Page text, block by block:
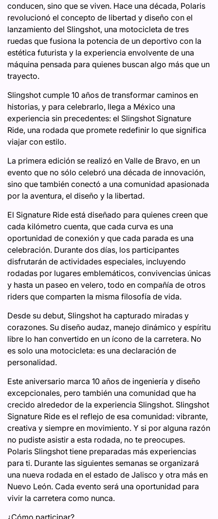
conducen, sino que se viven. Hace una década, Polaris
revolucionó el concepto de libertad y diseño con el
lanzamiento del Slingshot, una motocicleta de tres
ruedas que fusiona la potencia de un deportivo con la
estética futurista y la experiencia envolvente de una
máquina pensada para quienes buscan algo más que un
trayecto.
Slingshot cumple 10 años de transformar caminos en
historias, y para celebrarlo, llega a México una
experiencia sin precedentes: el Slingshot Signature
Ride, una rodada que promete redefinir lo que significa
viajar con estilo.
La primera edición se realizó en Valle de Bravo, en un
evento que no sólo celebró una década de innovación,
sino que también conectó a una comunidad apasionada
por la aventura, el diseño y la libertad.
El Signature Ride está diseñado para quienes creen que
cada kilómetro cuenta, que cada curva es una
oportunidad de conexión y que cada parada es una
celebración. Durante dos días, los participantes
disfrutarán de actividades especiales, incluyendo
rodadas por lugares emblemáticos, convivencias únicas
y hasta un paseo en velero, todo en compañía de otros
riders que comparten la misma filosofía de vida.
Desde su debut, Slingshot ha capturado miradas y
corazones. Su diseño audaz, manejo dinámico y espíritu
libre lo han convertido en un ícono de la carretera. No
es solo una motocicleta: es una declaración de
personalidad.
Este aniversario marca 10 años de ingeniería y diseño
excepcionales, pero también una comunidad que ha
crecido alrededor de la experiencia Slingshot. Slingshot
Signature Ride es el reflejo de esa comunidad: vibrante,
creativa y siempre en movimiento. Y si por alguna razón
no pudiste asistir a esta rodada, no te preocupes.
Polaris Slingshot tiene preparadas más experiencias
para ti. Durante las siguientes semanas se organizará
una nueva rodada en el estado de Jalisco y otra más en
Nuevo León. Cada evento será una oportunidad para
vivir la carretera como nunca.
¿Cómo participar?